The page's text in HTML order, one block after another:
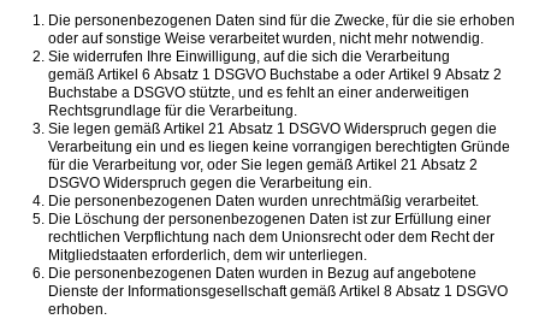
Die personenbezogenen Daten sind für die Zwecke, für die sie erhoben
oder auf sonstige Weise verarbeitet wurden, nicht mehr notwendig.
Sie widerrufen Ihre Einwilligung, auf die sich die Verarbeitung
gemäß Artikel 6 Absatz 1 DSGVO Buchstabe a oder Artikel 9 Absatz 2
Buchstabe a DSGVO stützte, und es fehlt an einer anderweitigen
Rechtsgrundlage für die Verarbeitung.
Sie legen gemäß Artikel 21 Absatz 1 DSGVO Widerspruch gegen die
Verarbeitung ein und es liegen keine vorrangigen berechtigten Gründe
für die Verarbeitung vor, oder Sie legen gemäß Artikel 21 Absatz 2
DSGVO Widerspruch gegen die Verarbeitung ein.
Die personenbezogenen Daten wurden unrechtmäßig verarbeitet.
Die Löschung der personenbezogenen Daten ist zur Erfüllung einer
rechtlichen Verpflichtung nach dem Unionsrecht oder dem Recht der
Mitgliedstaaten erforderlich, dem wir unterliegen.
Die personenbezogenen Daten wurden in Bezug auf angebotene
Dienste der Informationsgesellschaft gemäß Artikel 8 Absatz 1 DSGVO
erhoben.